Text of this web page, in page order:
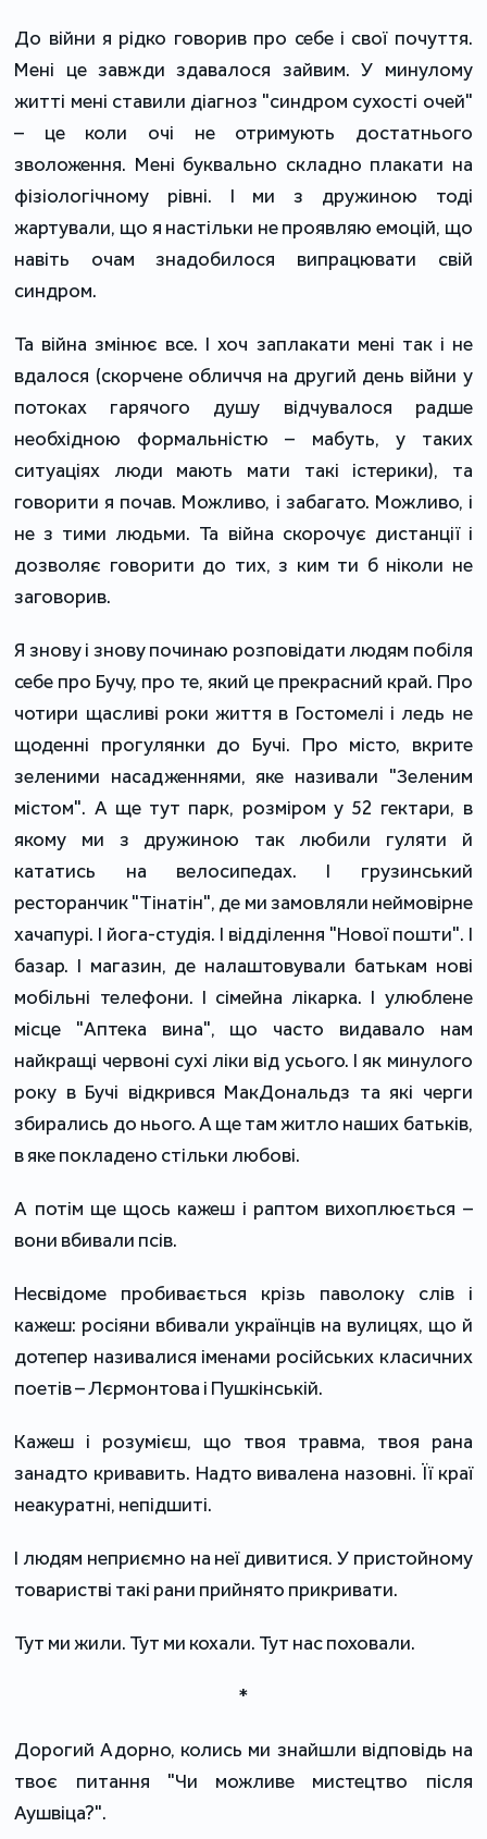
До війни я рідко говорив про себе і свої почуття.
Мені це завжди здавалося зайвим. У минулому
житті мені ставили діагноз "синдром сухості очей"
– це коли очі не отримують достатнього
зволоження. Мені буквально складно плакати на
фізіологічному рівні. І ми з дружиною тоді
жартували, що я настільки не проявляю емоцій, що
навіть очам знадобилося випрацювати свій
синдром.
Та війна змінює все. І хоч заплакати мені так і не
вдалося (скорчене обличчя на другий день війни у
потоках гарячого душу відчувалося радше
необхідною формальністю – мабуть, у таких
ситуаціях люди мають мати такі істерики), та
говорити я почав. Можливо, і забагато. Можливо, і
не з тими людьми. Та війна скорочує дистанції і
дозволяє говорити до тих, з ким ти б ніколи не
заговорив.
Я знову і знову починаю розповідати людям побіля
себе про Бучу, про те, який це прекрасний край. Про
чотири щасливі роки життя в Гостомелі і ледь не
щоденні прогулянки до Бучі. Про місто, вкрите
зеленими насадженнями, яке називали "Зеленим
містом". А ще тут парк, розміром у 52 гектари, в
якому ми з дружиною так любили гуляти й
кататись на велосипедах. І грузинський
ресторанчик "Тінатін", де ми замовляли неймовірне
хачапурі. І йога-студія. І відділення "Нової пошти". І
базар. І магазин, де налаштовували батькам нові
мобільні телефони. І сімейна лікарка. І улюблене
місце "Аптека вина", що часто видавало нам
найкращі червоні сухі ліки від усього. І як минулого
року в Бучі відкрився МакДональдз та які черги
збирались до нього. А ще там житло наших батьків,
в яке покладено стільки любові.
А потім ще щось кажеш і раптом вихоплюється –
вони вбивали псів.
Несвідоме пробивається крізь паволоку слів і
кажеш: росіяни вбивали українців на вулицях, що й
дотепер називалися іменами російських класичних
поетів – Лєрмонтова і Пушкінській.
Кажеш і розумієш, що твоя травма, твоя рана
занадто кривавить. Надто вивалена назовні. Її краї
неакуратні, непідшиті.
І людям неприємно на неї дивитися. У пристойному
товаристві такі рани прийнято прикривати.
Тут ми жили. Тут ми кохали. Тут нас поховали.
*
Дорогий Адорно, колись ми знайшли відповідь на
твоє питання "Чи можливе мистецтво після
Аушвіца?".